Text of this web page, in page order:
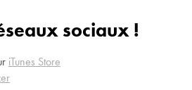
sociaux !
iTunes Store